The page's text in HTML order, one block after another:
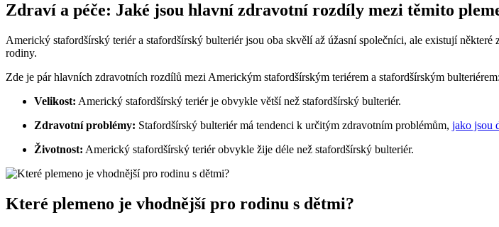
Zdraví a péče: Jaké jsou hlavní zdravotní rozdíly mezi těmito
Americký stafordšírský teriér a stafordšírský bulteriér jsou oba skvělí až úžasní společníci, ale existují
rodiny.
Zde je pár hlavních zdravotních rozdílů mezi Americkým stafordšírským teriérem a stafordšírským bulteriérem:
Velikost: Americký stafordšírský teriér je obvykle větší než stafordšírský bulteriér.
Zdravotní problémy: Stafordšírský bulteriér má tendenci k určitým zdravotním problémům, jako jsou
Životnost: Americký stafordšírský teriér obvykle žije déle než stafordšírský bulteriér.
Které plemeno je vhodnější pro rodinu s dětmi?